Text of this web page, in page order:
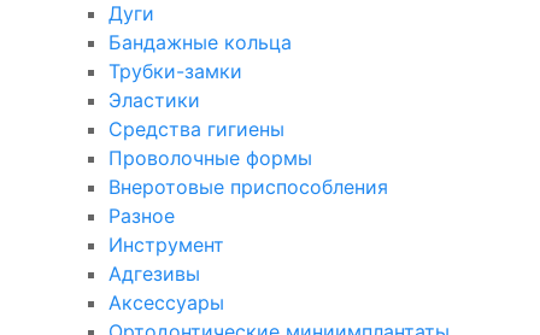
Дуги
Бандажные кольца
Трубки-замки
Эластики
Средства гигиены
Проволочные формы
Внеротовые приспособления
Разное
Инструмент
Адгезивы
Аксессуары